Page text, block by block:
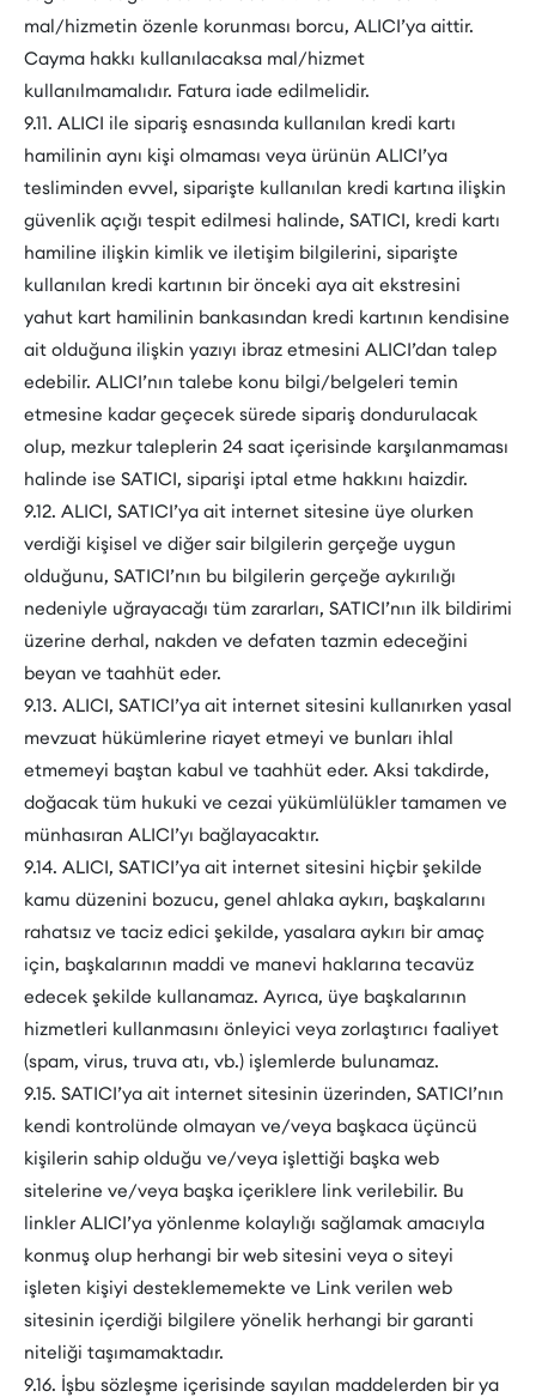
mal/hizmetin özenle korunması borcu, ALICI’ya aittir.
Cayma hakkı kullanılacaksa mal/hizmet
kullanılmamalıdır. Fatura iade edilmelidir.
9.11. ALICI ile sipariş esnasında kullanılan kredi kartı
hamilinin aynı kişi olmaması veya ürünün ALICI’ya
tesliminden evvel, siparişte kullanılan kredi kartına ilişkin
güvenlik açığı tespit edilmesi halinde, SATICI, kredi kartı
hamiline ilişkin kimlik ve iletişim bilgilerini, siparişte
kullanılan kredi kartının bir önceki aya ait ekstresini
yahut kart hamilinin bankasından kredi kartının kendisine
ait olduğuna ilişkin yazıyı ibraz etmesini ALICI’dan talep
edebilir. ALICI’nın talebe konu bilgi/belgeleri temin
etmesine kadar geçecek sürede sipariş dondurulacak
olup, mezkur taleplerin 24 saat içerisinde karşılanmaması
halinde ise SATICI, siparişi iptal etme hakkını haizdir.
9.12. ALICI, SATICI’ya ait internet sitesine üye olurken
verdiği kişisel ve diğer sair bilgilerin gerçeğe uygun
olduğunu, SATICI’nın bu bilgilerin gerçeğe aykırılığı
nedeniyle uğrayacağı tüm zararları, SATICI’nın ilk bildirimi
üzerine derhal, nakden ve defaten tazmin edeceğini
beyan ve taahhüt eder.
9.13. ALICI, SATICI’ya ait internet sitesini kullanırken yasal
mevzuat hükümlerine riayet etmeyi ve bunları ihlal
etmemeyi baştan kabul ve taahhüt eder. Aksi takdirde,
doğacak tüm hukuki ve cezai yükümlülükler tamamen ve
münhasıran ALICI’yı bağlayacaktır.
9.14. ALICI, SATICI’ya ait internet sitesini hiçbir şekilde
kamu düzenini bozucu, genel ahlaka aykırı, başkalarını
rahatsız ve taciz edici şekilde, yasalara aykırı bir amaç
için, başkalarının maddi ve manevi haklarına tecavüz
edecek şekilde kullanamaz. Ayrıca, üye başkalarının
hizmetleri kullanmasını önleyici veya zorlaştırıcı faaliyet
(spam, virus, truva atı, vb.) işlemlerde bulunamaz.
9.15. SATICI’ya ait internet sitesinin üzerinden, SATICI’nın
kendi kontrolünde olmayan ve/veya başkaca üçüncü
kişilerin sahip olduğu ve/veya işlettiği başka web
sitelerine ve/veya başka içeriklere link verilebilir. Bu
linkler ALICI’ya yönlenme kolaylığı sağlamak amacıyla
konmuş olup herhangi bir web sitesini veya o siteyi
işleten kişiyi desteklememekte ve Link verilen web
sitesinin içerdiği bilgilere yönelik herhangi bir garanti
niteliği taşımamaktadır.
9.16. İşbu sözleşme içerisinde sayılan maddelerden bir ya